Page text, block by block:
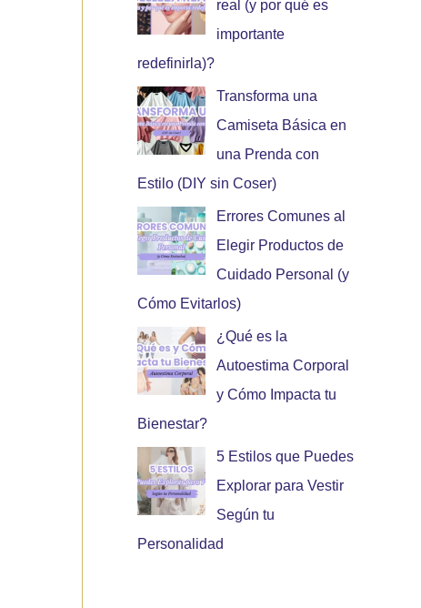
real (y por qué es
importante
redefinirla)?
Transforma una
Camiseta Básica en
una Prenda con
Estilo (DIY sin Coser)
Errores Comunes al
Elegir Productos de
Cuidado Personal (y
Cómo Evitarlos)
¿Qué es la
Autoestima Corporal
y Cómo Impacta tu
Bienestar?
5 Estilos que Puedes
Explorar para Vestir
Según tu
Personalidad